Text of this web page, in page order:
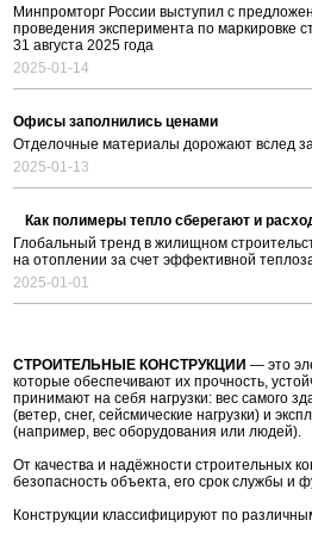
Минпромторг России выступил с
проведения эксперимента по маркировке
31 августа 2025 года
2025-01-14
Офисы заполнились ценами
Отделочные материалы дорожают вслед
2025-01-13
Как полимеры тепло сберегают и
Глобальный тренд в жилищном
на отоплении за счет эффективной
2025-01-01
СТРОИТЕЛЬНЫЕ КОНСТРУКЦИИ — это
которые обеспечивают их прочность,
принимают на себя нагрузки: вес самого
(ветер, снег, сейсмические нагрузки) и
(например, вес оборудования или людей).
От качества и надёжности строительных
безопасность объекта, его срок службы и
Конструкции классифицируют по